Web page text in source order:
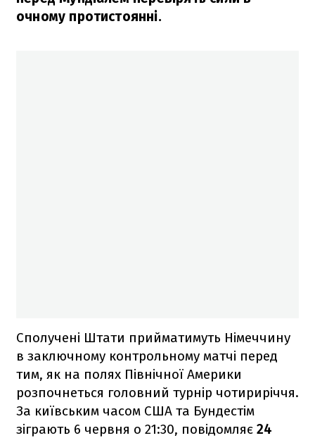
очному протистоянні.
Сполучені Штати прийматимуть Німеччину
в заключному контрольному матчі перед
тим, як на полях Північної Америки
розпочнеться головний турнір чотириріччя.
За київським часом США та Бундестім
зіграють 6 червня о 21:30, повідомляє 24